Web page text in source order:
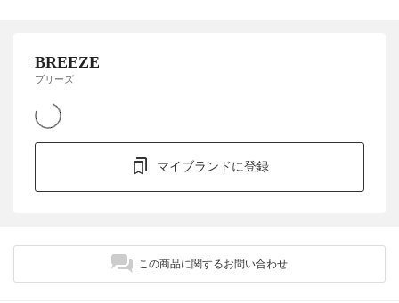
BREEZE
ブリーズ
マイブランドに登録
この商品に関するお問い合わせ